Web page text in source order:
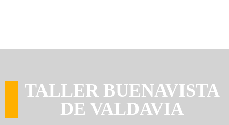
TALLER BUENAVISTA
DE VALDAVIA